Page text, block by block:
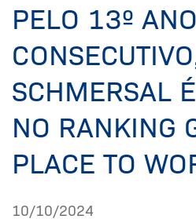
PELO 13º ANO
SCHMERSAL
NO RANKING
PLACE TO
10/10/2024